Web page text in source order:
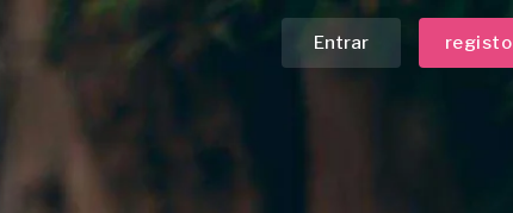
Entrar registo